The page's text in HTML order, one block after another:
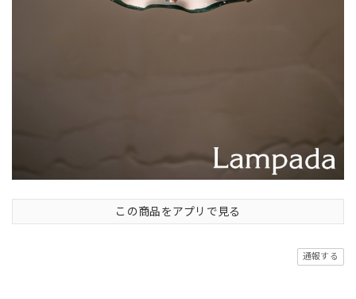
この商品をアプリで見る
通報する